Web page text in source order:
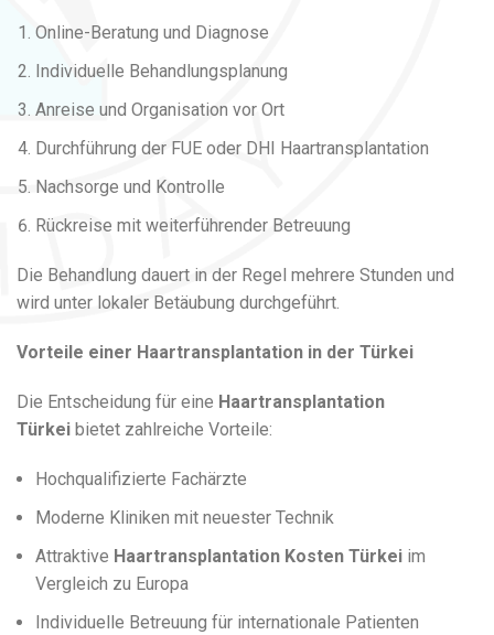
Online-Beratung und Diagnose
Individuelle Behandlungsplanung
Anreise und Organisation vor Ort
Durchführung der FUE oder DHI Haartransplantation
Nachsorge und Kontrolle
Rückreise mit weiterführender Betreuung
Die Behandlung dauert in der Regel mehrere Stunden und
wird unter lokaler Betäubung durchgeführt.
Vorteile einer Haartransplantation in der Türkei
Die Entscheidung für eine Haartransplantation
Türkei bietet zahlreiche Vorteile:
Hochqualifizierte Fachärzte
Moderne Kliniken mit neuester Technik
Attraktive Haartransplantation Kosten Türkei im
Vergleich zu Europa
Individuelle Betreuung für internationale Patienten